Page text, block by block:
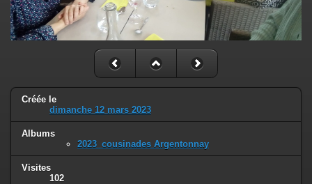
Créée le
dimanche 12 mars 2023
Albums
2023_cousinades Argentonnay
Visites
102